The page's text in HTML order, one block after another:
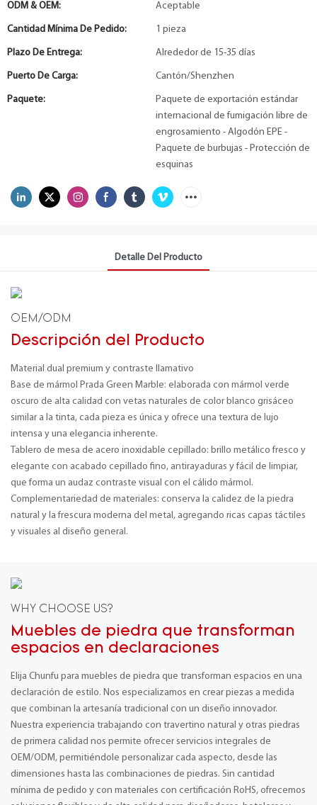
ODM & OEM: Aceptable
Cantidad Mínima De Pedido: 1 pieza
Plazo De Entrega: Alrededor de 15-35 días
Puerto De Carga: Cantón/Shenzhen
Paquete:
Paquete de exportación estándar
internacional de fumigación libre de
engrosamiento - Algodón EPE -
Paquete de burbujas - Protección de
esquinas
Detalle Del Producto
OEM/ODM
Descripción del Producto
Material dual premium y contraste llamativo
Base de mármol Prada Green Marble: elaborada con mármol verde
oscuro de alta calidad con vetas naturales de color blanco grisáceo
similar a la tinta, cada pieza es única y ofrece una textura de lujo
intensa y una elegancia inherente.
Tablero de mesa de acero inoxidable cepillado: brillo metálico fresco y
elegante con acabado cepillado fino, antirayaduras y fácil de limpiar,
que forma un audaz contraste visual con el cálido mármol.
Complementariedad de materiales: conserva la calidez de la piedra
natural y la frescura moderna del metal, agregando ricas capas táctiles
y visuales al diseño general.
WHY CHOOSE US?
Muebles de piedra que transforman
espacios en declaraciones
Elija Chunfu para muebles de piedra que transforman espacios en una
declaración de estilo. Nos especializamos en crear piezas a medida
que combinan la artesanía tradicional con un diseño innovador.
Nuestra experiencia trabajando con travertino natural y otras piedras
de primera calidad nos permite ofrecer servicios integrales de
OEM/ODM, permitiéndole personalizar cada aspecto, desde las
dimensiones hasta las combinaciones de piedras. Sin cantidad
mínima de pedido y con materiales con certificación RoHS, ofrecemos